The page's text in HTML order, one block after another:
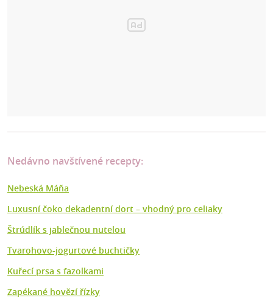
Nedávno navštívené recepty:
Nebeská Máňa
Luxusní čoko dekadentní dort –⁠ vhodný pro celiaky
Štrúdlík s jablečnou nutelou
Tvarohovo-jogurtové buchtičky
Kuřecí prsa s fazolkami
Zapékané hovězí řízky